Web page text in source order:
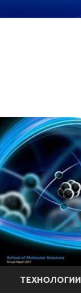
ТЕХНОЛОГИИ